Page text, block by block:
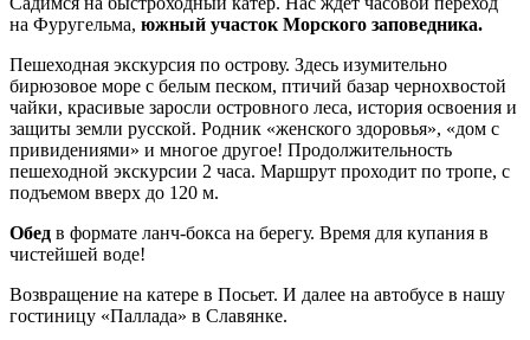
на Фуругельма, южный участок Морского заповедника.
Пешеходная экскурсия по острову. Здесь изумительно
бирюзовое море с белым песком, птичий базар чернохвостой
чайки, красивые заросли островного леса, история освоения и
защиты земли русской. Родник «женского здоровья», «дом с
привидениями» и многое другое! Продолжительность
пешеходной экскурсии 2 часа. Маршрут проходит по тропе, с
подъемом вверх до 120 м.
Обед в формате ланч-бокса на берегу. Время для купания в
чистейшей воде!
Возвращение на катере в Посьет. И далее на автобусе в нашу
гостиницу «Паллада» в Славянке.